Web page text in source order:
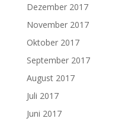
Dezember 2017
November 2017
Oktober 2017
September 2017
August 2017
Juli 2017
Juni 2017